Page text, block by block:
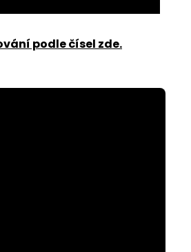
podle čísel zde.